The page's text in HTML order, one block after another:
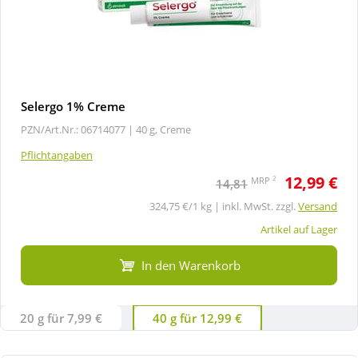
Selergo 1% Creme
PZN/Art.Nr.: 06714077 | 40 g, Creme
Pflichtangaben
14,81 MRP 2 12,99 €
324,75 €/1 kg | inkl. MwSt. zzgl.Versand
Artikel auf Lager
In den Warenkorb
20 g für 7,99 € 40 g für 12,99 €